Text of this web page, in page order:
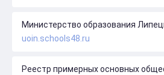
Министерство образования
uoin.schools48.ru
Реестр примерных основных